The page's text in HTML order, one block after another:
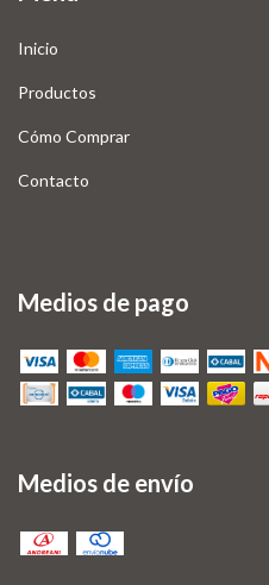
Inicio
Productos
Cómo Comprar
Contacto
Medios de pago
Medios de envío